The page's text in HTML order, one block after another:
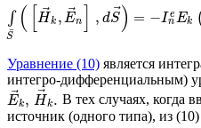
∫
S¯ ( H⃗k , En , dS ⃗
) = −I e
n Ek (
Уравнение (10) является
интегро-дифференциальным)
E⃗k, H⃗k . В тех случаях, когда
источник (одного типа), из